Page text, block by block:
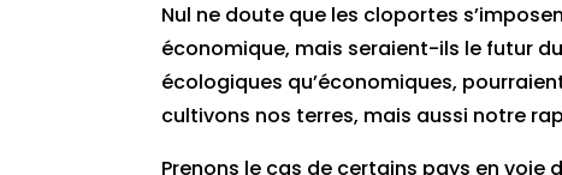
Nul ne doute que les cloportes
économique, mais seraient-ils le futur
écologiques qu’économiques,
cultivons nos terres, mais aussi notre
Prenons le cas de certains pays en voie